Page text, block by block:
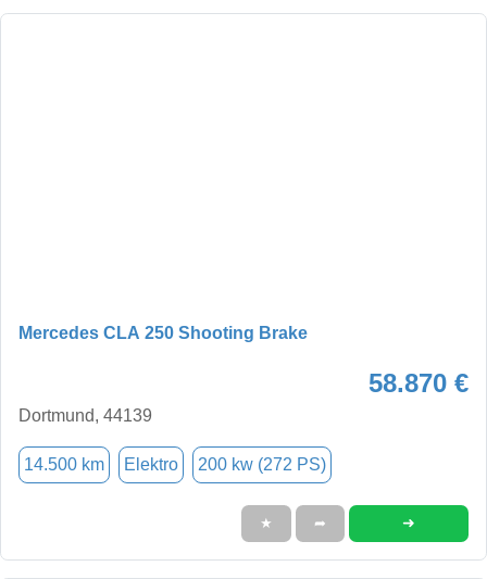
Mercedes CLA 250 Shooting Brake
58.870 €
Dortmund, 44139
14.500 km Elektro 200 kw (272 PS)
★ ➦ ➜